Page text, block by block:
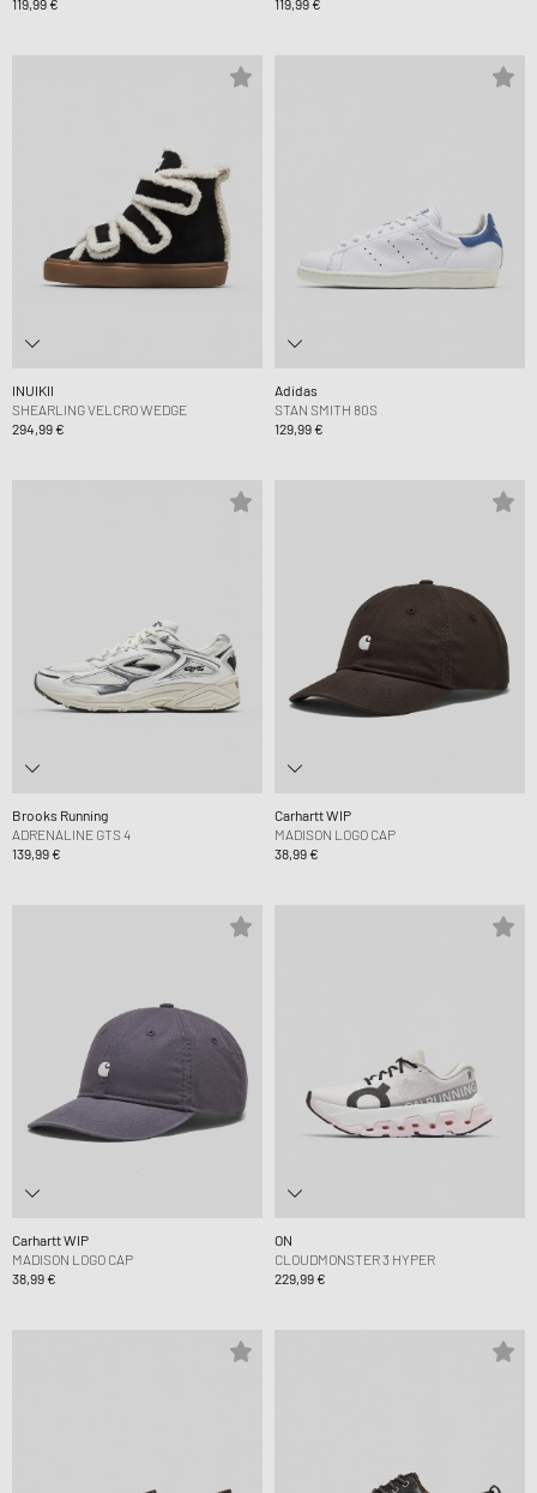
INUIKII
SHEARLING VELCRO WEDGE
294,99 €
Adidas
STAN SMITH 80S
129,99 €
Brooks Running
ADRENALINE GTS 4
139,99 €
Carhartt WIP
MADISON LOGO CAP
38,99 €
Carhartt WIP
MADISON LOGO CAP
38,99 €
ON
CLOUDMONSTER 3 HYPER
229,99 €